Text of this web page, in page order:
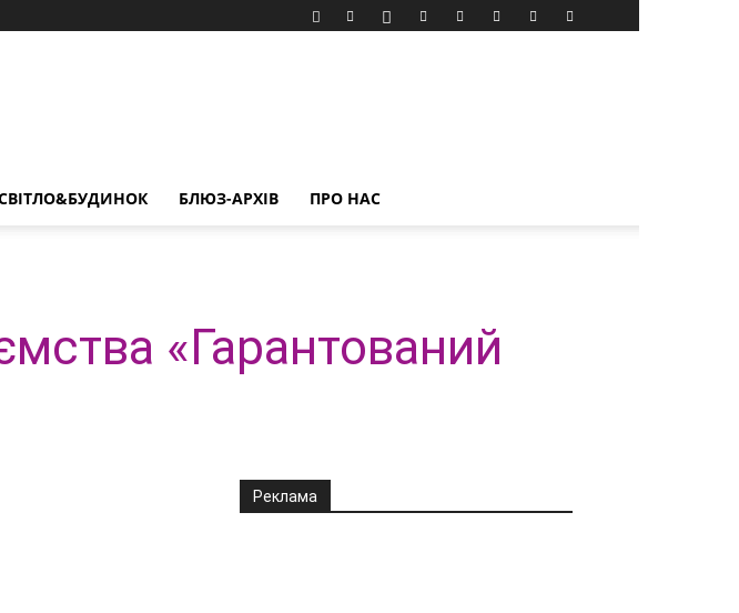
БЛЮЗ-АРХІВ ПРО НАС
«Гарантований
Реклама